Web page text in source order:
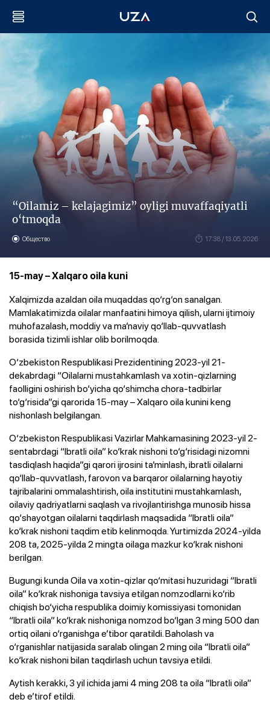
“Oilamiz – kelajagimiz” oyligi muvaffaqiyatli
o‘tmoqda
Общество 17:38 / 13.05.2026
15-may – Xalqaro oila kuni
Xalqimizda azaldan oila muqaddas qo‘rg‘on sanalgan.
Mamlakatimizda oilalar manfaatini himoya qilish, ularni ijtimoiy
muhofazalash, moddiy va ma’naviy qo‘llab-quvvatlash
borasida tizimli ishlar olib borilmoqda.
O‘zbekiston Respublikasi Prezidentining 2023-yil 21-
dekabrdagi “Oilalarni mustahkamlash va xotin-qizlarning
faolligini oshirish bo‘yicha qo‘shimcha chora-tadbirlar
to‘g‘risida”gi qarorida 15-may – Xalqaro oila kunini keng
nishonlash belgilangan.
O‘zbekiston Respublikasi Vazirlar Mahkamasining 2023-yil 2-
sentabrdagi “Ibratli oila” ko‘krak nishoni to‘g‘risidagi nizomni
tasdiqlash haqida”gi qarori ijrosini ta’minlash, ibratli oilalarni
qo‘llab-quvvatlash, farovon va barqaror oilalarning hayotiy
tajribalarini ommalashtirish, oila institutini mustahkamlash,
oilaviy qadriyatlarni saqlash va rivojlantirishga munosib hissa
qo‘shayotgan oilalarni taqdirlash maqsadida “Ibratli oila”
ko‘krak nishoni taqdim etib kelinmoqda. Yurtimizda 2024-yilda
208 ta, 2025-yilda 2 mingta oilaga mazkur ko‘krak nishoni
berilgan.
Bugungi kunda Oila va xotin-qizlar qo‘mitasi huzuridagi “Ibratli
oila” ko‘krak nishoniga tavsiya etilgan nomzodlarni ko‘rib
chiqish bo‘yicha respublika doimiy komissiyasi tomonidan
“Ibratli oila”ko‘krak nishoniga nomzod bo‘lgan 3 ming 500 dan
ortiq oilani o‘rganishga e’tibor qaratildi. Baholash va
o‘rganishlar natijasida saralab olingan 2 ming oila “Ibratli oila”
ko‘krak nishoni bilan taqdirlash uchun tavsiya etildi.
Aytish kerakki, 3 yil ichida jami 4 ming 208 ta oila “Ibratli oila”
deb e’tirof etildi.